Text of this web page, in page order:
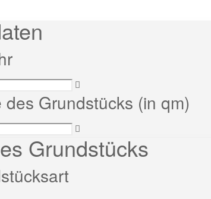
des Grundstücks (in qm)
Grundstücks